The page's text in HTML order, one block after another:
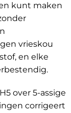
kunt maken
vrieskou
en elke
over 5-assige
corrigeert